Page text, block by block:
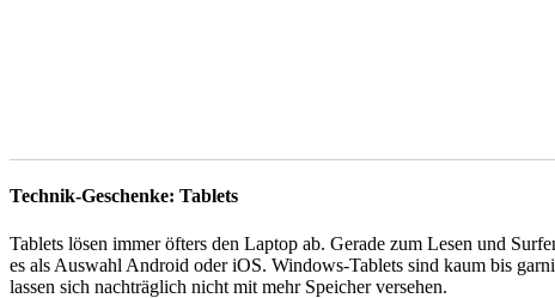
Technik-Geschenke: Tablets
Tablets lösen immer öfters den Laptop ab. Gerade zum Lesen und
es als Auswahl Android oder iOS. Windows-Tablets sind kaum bis
lassen sich nachträglich nicht mit mehr Speicher versehen.